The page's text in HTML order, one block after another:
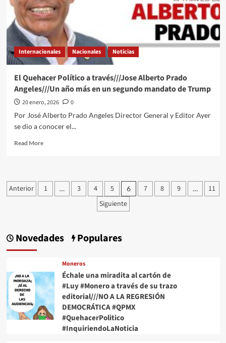
#Luy
#Monero
a
través
de
su
trazo
en
la
mira
#InquiriendoLaNoticia
Internacionales Nacionales Noticias
El Quehacer Político a través///Jose Alberto Prado
Angeles///Un año más en un segundo mandato de Trump
20 enero, 2026
0
Por José Alberto Prado Angeles Director General y Editor Ayer
se dio a conocer el...
Read MoreRead
Quehacer
Político
Angeles///Un
un
segundo
mandato
de
Trump
Paginación
Anterior 1 … 3 4 5 6 7 8 9 …
11
Siguiente
Novedades Populares
Moneros
Échale una miradita al cartón de
#Luy #Monero a través de su trazo
editorial///NO A LA REGRESIÓN
DEMOCRÁTICA #QPMX
#QuehacerPolitico
#InquiriendoLaNoticia